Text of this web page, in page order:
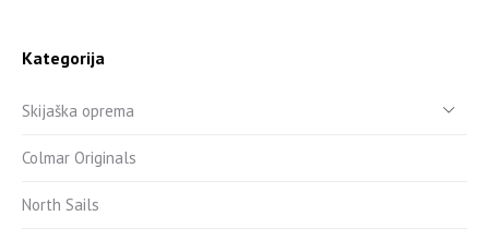
Kategorija
Skijaška oprema
Colmar Originals
North Sails